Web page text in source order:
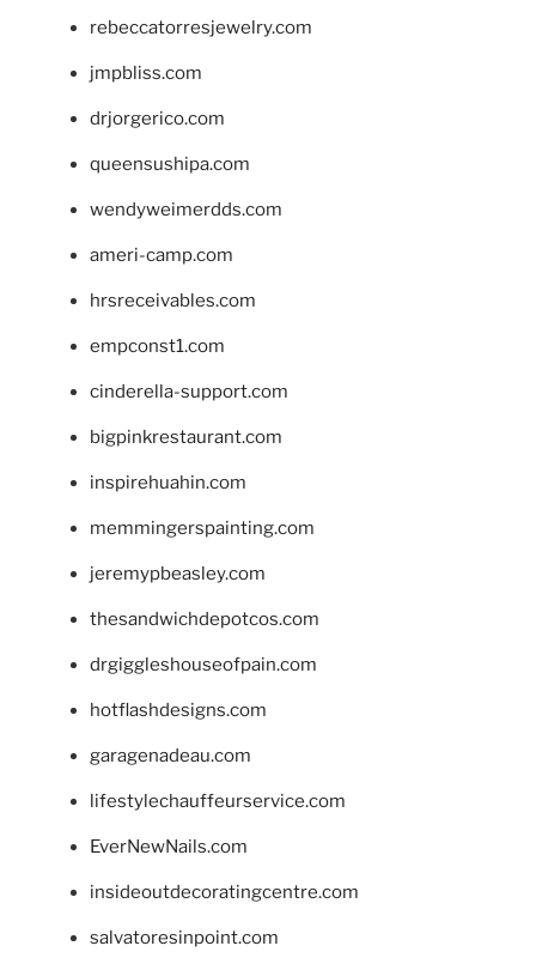
rebeccatorresjewelry.com
jmpbliss.com
drjorgerico.com
queensushipa.com
wendyweimerdds.com
ameri-camp.com
hrsreceivables.com
empconst1.com
cinderella-support.com
bigpinkrestaurant.com
inspirehuahin.com
memmingerspainting.com
jeremypbeasley.com
thesandwichdepotcos.com
drgiggleshouseofpain.com
hotflashdesigns.com
garagenadeau.com
lifestylechauffeurservice.com
EverNewNails.com
insideoutdecoratingcentre.com
salvatoresinpoint.com